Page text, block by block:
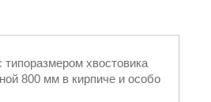
хвостовика
800 мм в кирпиче и особо